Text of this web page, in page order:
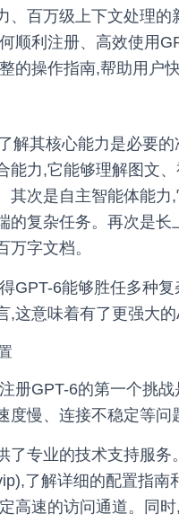
、百万级上下文处理
顺利注册、高效使用
的操作指南,帮助用户快
解其核心能力是必要
能力,它能够理解图文
其次是自主智能体能
的复杂任务。再次是
万字文档。
GPT-6能够胜任多种
,这意味着有了更强大
册GPT-6的第一个挑
度慢、连接不稳定等问
了专业的技术支持服务
了解详细的配置指
高速的访问通道。同